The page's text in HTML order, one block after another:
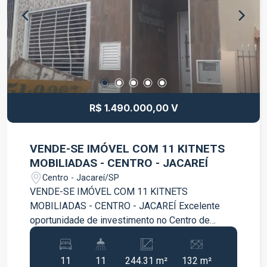
pronto para morar e com excelente custo-
benefício na região. Para mais informações ou
agendar uma visita: Jéssica Benedita- Corretora
de Imóveis 12997552219
R$ 1.490.000,00 V
VENDE-SE IMÓVEL COM 11 KITNETS
MOBILIADAS - CENTRO - JACAREÍ
Centro - Jacareí/SP
VENDE-SE IMÓVEL COM 11 KITNETS
MOBILIADAS - CENTRO - JACAREÍ Excelente
oportunidade de investimento no Centro de
Jacareí. Imóvel preparado para locação, com
unidades mobiliadas e estrutura completa, ideal
para geração de renda. Informações do imóvel:
11 11 244.31 m² 132 m²